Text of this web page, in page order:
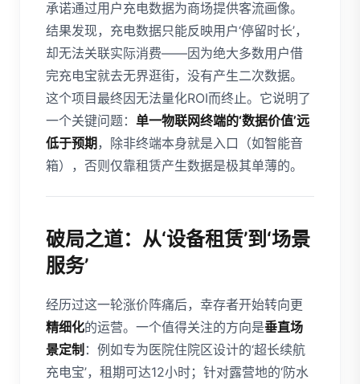
承诺通过用户充电数据为商场提供客流画像。
结果发现，充电数据只能反映用户‘停留时长’，
却无法关联实际消费——因为绝大多数用户借
完充电宝就去无界逛街，没有产生二次数据。
这个项目最终因无法量化ROI而终止。它说明了
一个关键问题： 单一物联网终端的‘数据价值’远
低于预期 ，除非终端本身就是入口（如智能音
箱），否则仅靠租赁产生数据是极其单薄的。
破局之道：从‘设备租赁’到‘场景
服务’
经历过这一轮涨价阵痛后，幸存者开始转向更
精细化的运营。一个值得关注的方向是垂直场
景定制 ：例如专为医院住院区设计的‘超长续航
充电宝’，租期可达12小时；针对露营地的‘防水